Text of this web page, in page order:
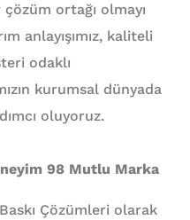
ortağı olmayı
anlayışımız, kaliteli
odaklı
kurumsal dünyada
oluyoruz.
98 Mutlu Marka
Çözümleri olarak